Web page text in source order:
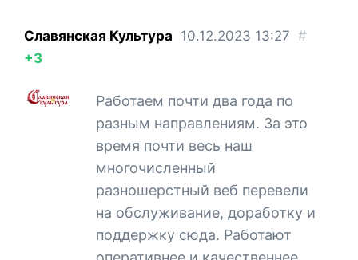
Славянская Культура 10.12.2023 13:27 #
+3
Работаем почти два года по
разным направлениям. За это
время почти весь наш
многочисленный
разношерстный веб перевели
на обслуживание, доработку и
поддержку сюда. Работают